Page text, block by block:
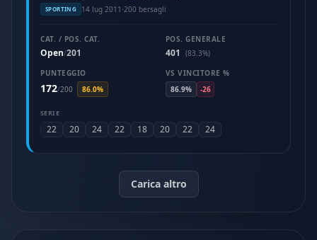
SPORTING 14 lug 2011 ·200 bersagli
CAT. / POS. CAT.
Open/201
POS. GENERALE
401
(83.3%)
PUNTEGGIO
172/200 86.0%
VS VINCITORE %
86.9%
-26
SERIE
22 20 24 22 18 20 22 24
Carica altro